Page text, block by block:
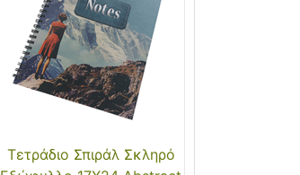
Τετράδιο Σπιράλ Σκληρό